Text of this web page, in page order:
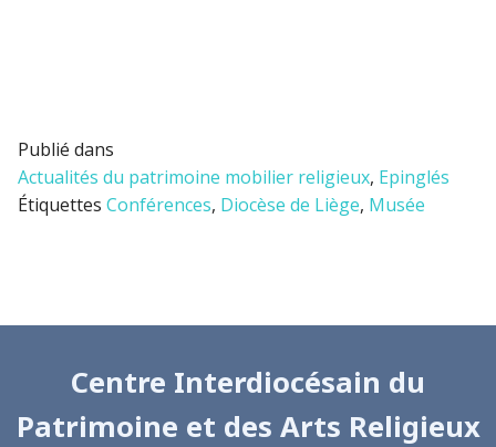
Publié dans
Actualités du patrimoine mobilier religieux, Epinglés
Étiquettes Conférences, Diocèse de Liège, Musée
Centre Interdiocésain du
Patrimoine et des Arts Religieux